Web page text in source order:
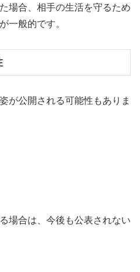
場合、相手の生活を守るため
一般的です。
が公開される可能性もありま
場合は、今後も公表されない